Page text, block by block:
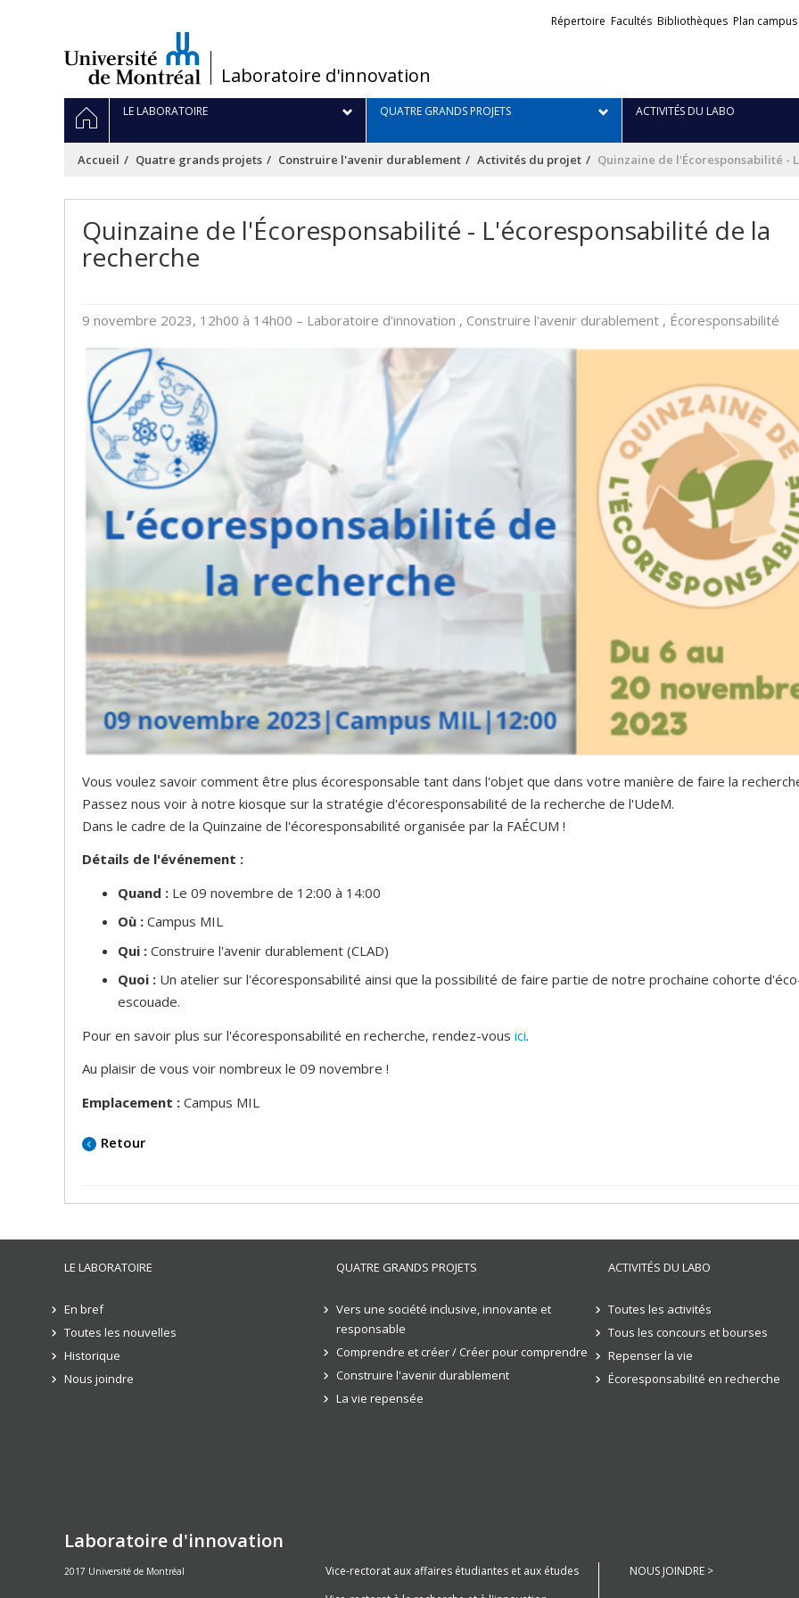
/Laboratoire d'innovation
Liens
Répertoire Facultés Bibliothèques Plan campus
Navigation
principale
ACCUEILLE LABORATOIRE QUATRE GRANDS PROJETS ACTIVITÉS DU LABO
Accueil Quatre grands projets Construire l'avenir durablement Activités du projet Quinzaine de l'Écoresponsabilité -
Quinzaine de l'Écoresponsabilité - L'écoresponsabilité de la
recherche
9 novembre 2023, 12h00 à 14h00 – Laboratoire d'innovation , Construire l'avenir durablement , Écoresponsabilité
Vous voulez savoir comment être plus écoresponsable tant dans l'objet que dans votre manière de faire la
Passez nous voir à notre kiosque sur la stratégie d'écoresponsabilité de la recherche de l'UdeM.
Dans le cadre de la Quinzaine de l'écoresponsabilité organisée par la FAÉCUM !
Détails de l'événement :
Quand : Le 09 novembre de 12:00 à 14:00
Où : Campus MIL
Qui : Construire l'avenir durablement (CLAD)
Quoi : Un atelier sur l'écoresponsabilité ainsi que la possibilité de faire partie de notre prochaine cohorte
escouade.
Pour en savoir plus sur l'écoresponsabilité en recherche, rendez-vous ici.
Au plaisir de vous voir nombreux le 09 novembre !
Emplacement : Campus MIL
Retour
LE LABORATOIRE
En bref
Toutes les nouvelles
Historique
Nous joindre
QUATRE GRANDS PROJETS
Vers une société inclusive, innovante et
responsable
Comprendre et créer / Créer pour comprendre
Construire l'avenir durablement
La vie repensée
ACTIVITÉS DU LABO
Toutes les activités
Tous les concours et bourses
Repenser la vie
Écoresponsabilité en recherche
Laboratoire d'innovation
2017 Université de Montréal
Vice-rectorat aux affaires étudiantes et aux études
NOUS JOINDRE >